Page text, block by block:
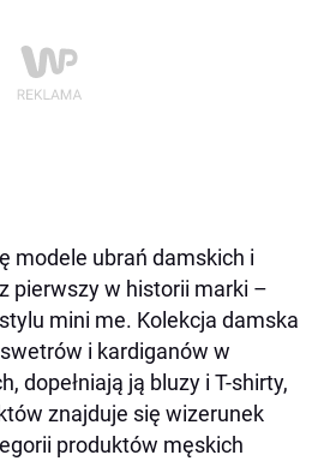
modele ubrań damskich i
pierwszy w historii marki –
mini me. Kolekcja damska
swetrów i kardiganów w
dopełniają ją bluzy i T-shirty,
znajduje się wizerunek
produktów męskich